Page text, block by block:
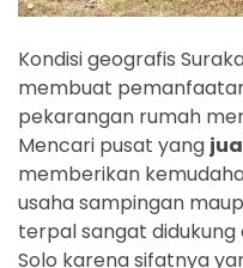
Kondisi geografis
membuat
pekarangan rumah
Mencari pusat yang
memberikan
usaha sampingan
terpal sangat
Solo karena sifatnya